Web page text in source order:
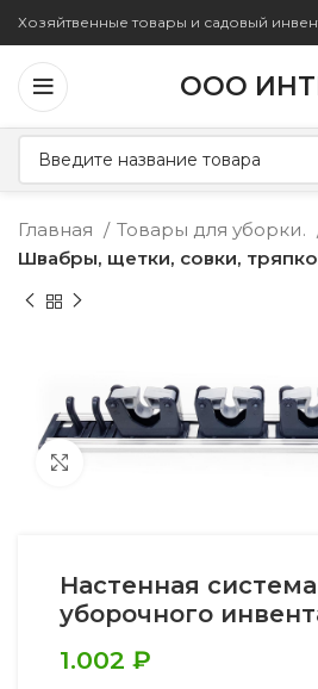
Хозяйтвенные товары и садовый
ООО
Главная
Товары для уборки.
Швабры, щетки, совки,
Настенная
уборочного
1.002 ₽